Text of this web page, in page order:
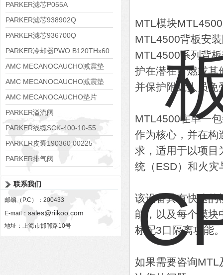
PARKER滤芯P055A
PARKER滤芯938902Q
PARKER滤芯936700Q
PARKER冷却器PWO B120THx60
AMC MECANOCAUCHO减震垫
138552
AMC MECANOCAUCHO减震垫
138551
AMC MECANOCAUCHO垫片
608074
PARKER溢流阀
RE06M35W2N1KWXG087
PARKER线缆SCK-400-10-55
PARKER皮囊190360 00225
PARKER排气阀
联系我们
邮编（P.C）：200433
E-mail： sales@riikoo.com
地址：上海市邯郸路10号
MTL模块
MTL4500背板安
MTL4500系列背
护在潜在可燃或其
并保护附近人员免
MTL4500在单一
作为核心，并在构
求，适用于以项目
统（ESD）和火
该设备具有快速的
能，以及每个模块
标配3口隔离功能
如果需要咨询MTL